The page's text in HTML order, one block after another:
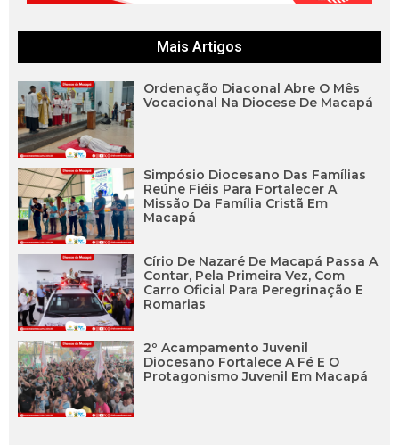
Mais Artigos
Ordenação Diaconal Abre O Mês
Vocacional Na Diocese De Macapá
Simpósio Diocesano Das Famílias
Reúne Fiéis Para Fortalecer A
Missão Da Família Cristã Em
Macapá
Círio De Nazaré De Macapá Passa A
Contar, Pela Primeira Vez, Com
Carro Oficial Para Peregrinação E
Romarias
2º Acampamento Juvenil
Diocesano Fortalece A Fé E O
Protagonismo Juvenil Em Macapá